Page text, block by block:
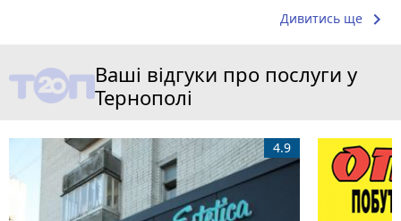
Дивитись ще keyboard_arrow_right
Ваші відгуки про послуги у
Тернополі
4.9